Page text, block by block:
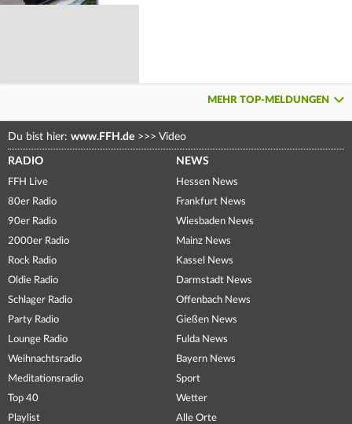
MEHR TOP-MELDUNGEN
Du bist hier: www.FFH.de >>> Video
RADIO
FFH Live
80er Radio
90er Radio
2000er Radio
Rock Radio
Oldie Radio
Schlager Radio
Party Radio
Lounge Radio
Weihnachtsradio
Meditationsradio
Top 40
Playlist
NEWS
Hessen News
Frankfurt News
Wiesbaden News
Mainz News
Kassel News
Darmstadt News
Offenbach News
Gießen News
Fulda News
Bayern News
Sport
Wetter
Alle Orte